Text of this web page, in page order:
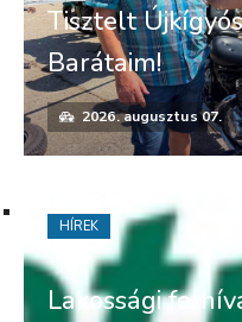
Tisztelt
Barátaim!
2026. augusztus 07.
Lakossági
HÍREK